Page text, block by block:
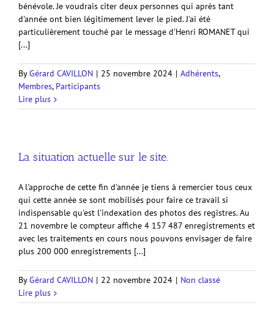
bénévole. Je voudrais citer deux personnes qui après tant
d'année ont bien légitimement lever le pied. J'ai été
particulièrement touché par le message d'Henri ROMANET qui
[...]
ByGérard CAVILLON | 25 novembre 2024 | Adhérents,
Membres, Participants
Lire plus
La situation actuelle sur le site.
A l'approche de cette fin d'année je tiens à remercier tous ceux
qui cette année se sont mobilisés pour faire ce travail si
indispensable qu'est l'indexation des photos des registres. Au
21 novembre le compteur affiche 4 157 487 enregistrements et
avec les traitements en cours nous pouvons envisager de faire
plus 200 000 enregistrements [...]
ByGérard CAVILLON | 22 novembre 2024 | Non classé
Lire plus